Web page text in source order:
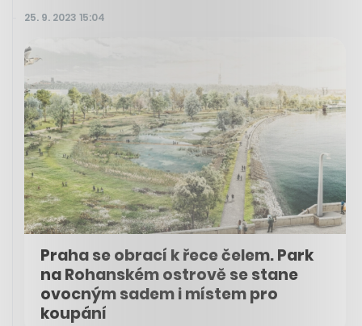
25. 9. 2023 15:04
Praha se obrací k řece čelem. Park
na Rohanském ostrově se stane
ovocným sadem i místem pro
koupání